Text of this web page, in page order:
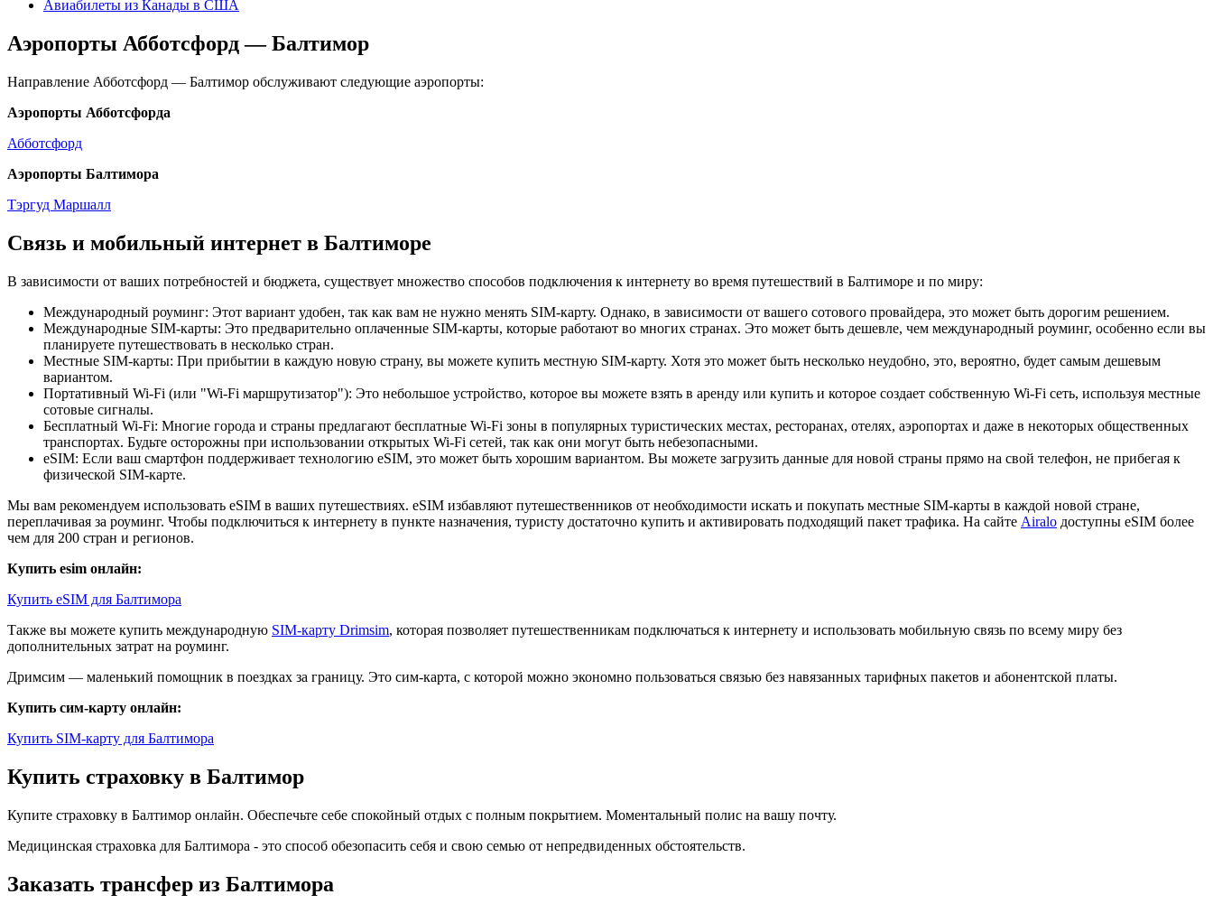
Авиабилеты из Канады в США
Аэропорты Абботсфорд — Балтимор
Направление Абботсфорд — Балтимор обслуживают следующие аэропорты:
Аэропорты Абботсфорда
Абботсфорд
Аэропорты Балтимора
Тэргуд Маршалл
Связь и мобильный интернет в Балтиморе
В зависимости от ваших потребностей и бюджета, существует множество способов подключения к интернету во время путешествий в Балтиморе и по миру:
Международный роуминг: Этот вариант удобен, так как вам не нужно менять SIM-карту. Однако, в зависимости от вашего сотового провайдера, это может быть дорогим решением.
Международные SIM-карты: Это предварительно оплаченные SIM-карты, которые работают во многих странах. Это может быть дешевле, чем международный роуминг, особенно если вы
планируете путешествовать в несколько стран.
Местные SIM-карты: При прибытии в каждую новую страну, вы можете купить местную SIM-карту. Хотя это может быть несколько неудобно, это, вероятно, будет самым дешевым
вариантом.
Портативный Wi-Fi (или "Wi-Fi маршрутизатор"): Это небольшое устройство, которое вы можете взять в аренду или купить и которое создает собственную Wi-Fi сеть, используя местные
сотовые сигналы.
Бесплатный Wi-Fi: Многие города и страны предлагают бесплатные Wi-Fi зоны в популярных туристических местах, ресторанах, отелях, аэропортах и даже в некоторых общественных
транспортах. Будьте осторожны при использовании открытых Wi-Fi сетей, так как они могут быть небезопасными.
eSIM: Если ваш смартфон поддерживает технологию eSIM, это может быть хорошим вариантом. Вы можете загрузить данные для новой страны прямо на свой телефон, не прибегая к
физической SIM-карте.
Мы вам рекомендуем использовать eSIM в ваших путешествиях. eSIM избавляют путешественников от необходимости искать и покупать местные SIM-карты в каждой новой стране,
переплачивая за роуминг. Чтобы подключиться к интернету в пункте назначения, туристу достаточно купить и активировать подходящий пакет трафика. На сайте Airalo доступны eSIM более
чем для 200 стран и регионов.
Купить esim онлайн:
Купить eSIM для Балтимора
Также вы можете купить международную SIM-карту Drimsim, которая позволяет путешественникам подключаться к интернету и использовать мобильную связь по всему миру без
дополнительных затрат на роуминг.
Дримсим — маленький помощник в поездках за границу. Это сим-карта, с которой можно экономно пользоваться связью без навязанных тарифных пакетов и абонентской платы.
Купить сим-карту онлайн:
Купить SIM-карту для Балтимора
Купить страховку в Балтимор
Купите страховку в Балтимор онлайн. Обеспечьте себе спокойный отдых с полным покрытием. Моментальный полис на вашу почту.
Медицинская страховка для Балтимора - это способ обезопасить себя и свою семью от непредвиденных обстоятельств.
Заказать трансфер из Балтимора